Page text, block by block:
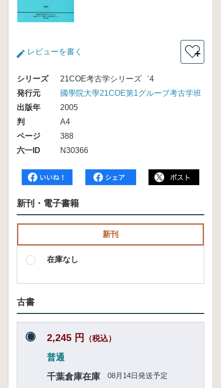
レビューを書く ＋
シリーズ
21COE考古学シリーズ゛4
発行元
國學院大學21COE第1グループ考古学班
出版年
2005
判
A4
ページ
388
六一ID
N30366
新刊・電子書籍
新刊
在庫なし
古書
2,245 円 （税込）
普通
千葉倉庫在庫
08月14日発送予定